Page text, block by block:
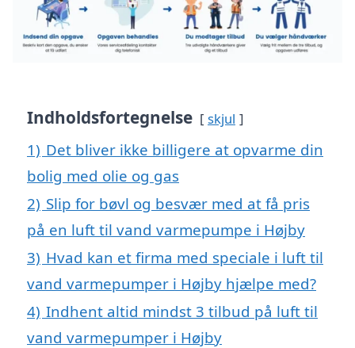
Indholdsfortegnelse skjul
1) Det bliver ikke billigere at opvarme din
bolig med olie og gas
2) Slip for bøvl og besvær med at få pris
på en luft til vand varmepumpe i Højby
3) Hvad kan et firma med speciale i luft til
vand varmepumper i Højby hjælpe med?
4) Indhent altid mindst 3 tilbud på luft til
vand varmepumper i Højby